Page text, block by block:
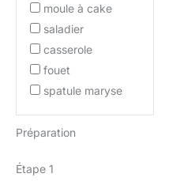
moule à cake
saladier
casserole
fouet
spatule maryse
Préparation
Étape 1